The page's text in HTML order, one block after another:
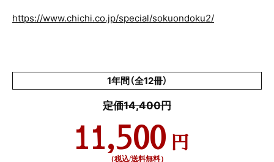
https://www.chichi.co.jp/special/sokuondoku2/
1年間（全12冊）
定価14,400円
11,500 円
（税込/送料無料）